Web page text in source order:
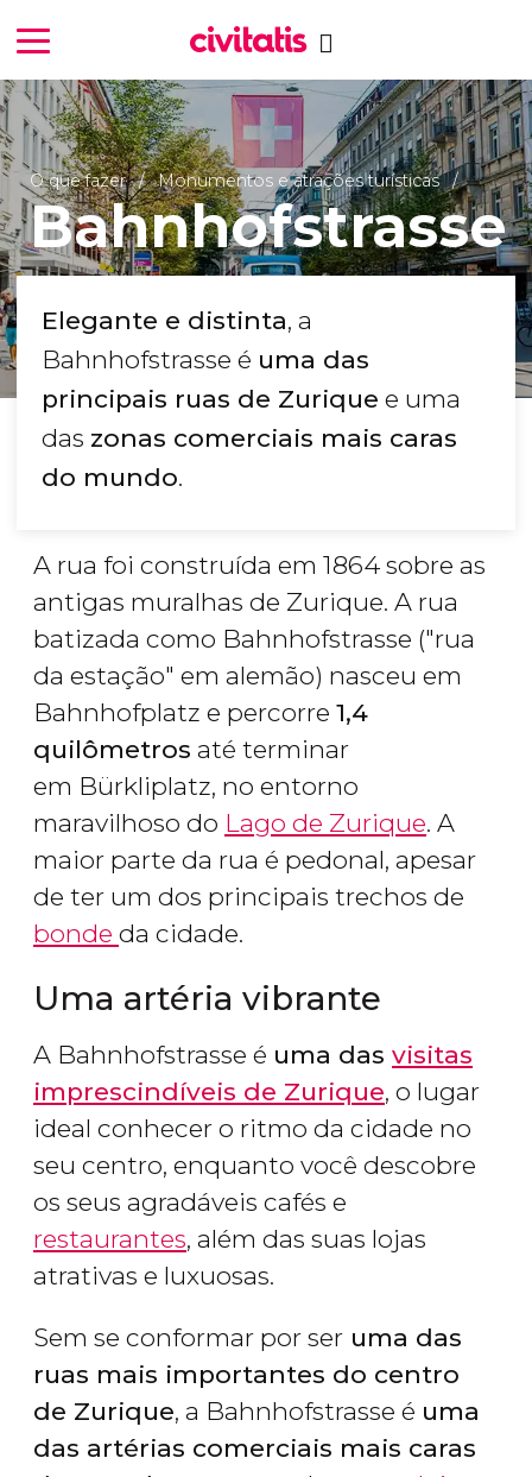
O que fazer Monumentos e atrações turísticas
Bahnhofstrasse
Elegante e distinta, a
Bahnhofstrasse é uma das
principais ruas de Zurique e uma
das zonas comerciais mais caras
do mundo.
A rua foi construída em 1864 sobre as
antigas muralhas de Zurique. A rua
batizada como Bahnhofstrasse ("rua
da estação" em alemão) nasceu em
Bahnhofplatz e percorre 1,4
quilômetros até terminar
em Bürkliplatz, no entorno
maravilhoso do Lago de Zurique. A
maior parte da rua é pedonal, apesar
de ter um dos principais trechos de
bonde da cidade.
Uma artéria vibrante
A Bahnhofstrasse é uma das visitas
imprescindíveis de Zurique, o lugar
ideal conhecer o ritmo da cidade no
seu centro, enquanto você descobre
os seus agradáveis cafés e
restaurantes, além das suas lojas
atrativas e luxuosas.
Sem se conformar por ser uma das
ruas mais importantes do centro
de Zurique, a Bahnhofstrasse é uma
das artérias comerciais mais caras